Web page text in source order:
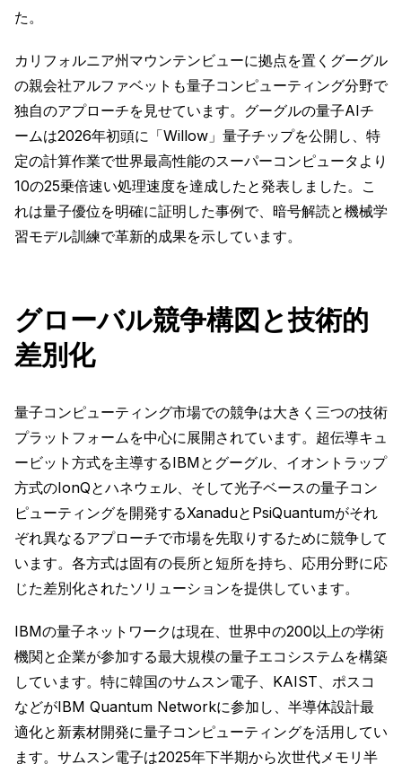
た。
カリフォルニア州マウンテンビューに拠点を置くグーグル
の親会社アルファベットも量子コンピューティング分野で
独自のアプローチを見せています。グーグルの量子AIチ
ームは2026年初頭に「Willow」量子チップを公開し、特
定の計算作業で世界最高性能のスーパーコンピュータより
10の25乗倍速い処理速度を達成したと発表しました。こ
れは量子優位を明確に証明した事例で、暗号解読と機械学
習モデル訓練で革新的成果を示しています。
グローバル競争構図と技術的
差別化
量子コンピューティング市場での競争は大きく三つの技術
プラットフォームを中心に展開されています。超伝導キュ
ービット方式を主導するIBMとグーグル、イオントラップ
方式のIonQとハネウェル、そして光子ベースの量子コン
ピューティングを開発するXanaduとPsiQuantumがそれ
ぞれ異なるアプローチで市場を先取りするために競争して
います。各方式は固有の長所と短所を持ち、応用分野に応
じた差別化されたソリューションを提供しています。
IBMの量子ネットワークは現在、世界中の200以上の学術
機関と企業が参加する最大規模の量子エコシステムを構築
しています。特に韓国のサムスン電子、KAIST、ポスコ
などがIBM Quantum Networkに参加し、半導体設計最
適化と新素材開発に量子コンピューティングを活用してい
ます。サムスン電子は2025年下半期から次世代メモリ半